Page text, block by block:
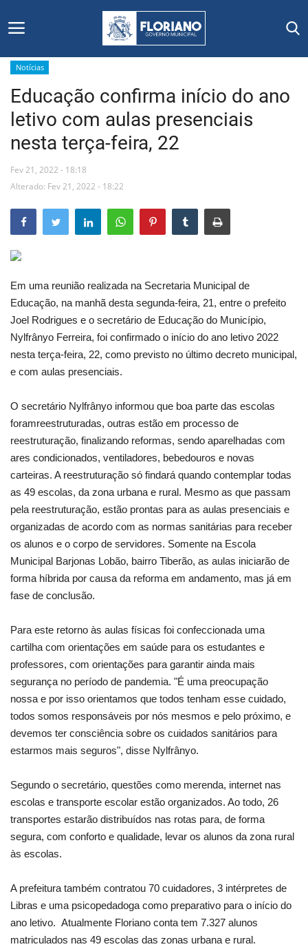
Início
Editais
Floriano
Mural de Licitações
Vídeos
Webmail
Contato
Notícias
Educação confirma início do ano
letivo com aulas presenciais
nesta terça-feira, 22
Fev 21, 2022 - 18:18
Alterado: Fev 21, 2022 - 18:22
Em uma reunião realizada na Secretaria Municipal de
Educação, na manhã desta segunda-feira, 21, entre o prefeito
Joel Rodrigues e o secretário de Educação do Município,
Nylfrânyo Ferreira, foi confirmado o início do ano letivo 2022
nesta terça-feira, 22, como previsto no último decreto municipal,
e com aulas presenciais.
O secretário Nylfrânyo informou que boa parte das escolas
foramreestruturadas, outras estão em processo de
reestruturação, finalizando reformas, sendo aparelhadas com
ares condicionados, ventiladores, bebedouros e novas
carteiras. A reestruturação só findará quando contemplar todas
as 49 escolas, da zona urbana e rural. Mesmo as que passam
pela reestruturação, estão prontas para as aulas presenciais e
organizadas de acordo com as normas sanitárias para receber
os alunos e o corpo de servidores. Somente na Escola
Municipal Barjonas Lobão, bairro Tiberão, as aulas iniciarão de
forma híbrida por causa da reforma em andamento, mas já em
fase de conclusão.
Para este retorno às aulas físicas foi confeccionada uma
cartilha com orientações em saúde para os estudantes e
professores, com orientações para garantir ainda mais
segurança no período de pandemia. "É uma preocupação
nossa e por isso orientamos que todos tenham esse cuidado,
todos somos responsáveis por nós mesmos e pelo próximo, e
devemos ter consciência sobre os cuidados sanitários para
estarmos mais seguros", disse Nylfrânyo.
Segundo o secretário, questões como merenda, internet nas
escolas e transporte escolar estão organizados. Ao todo, 26
transportes estarão distribuídos nas rotas para, de forma
segura, com conforto e qualidade, levar os alunos da zona rural
às escolas.
A prefeitura também contratou 70 cuidadores, 3 intérpretes de
Libras e uma psicopedadoga como preparativo para o início do
ano letivo. Atualmente Floriano conta tem 7.327 alunos
matriculados nas 49 escolas das zonas urbana e rural.